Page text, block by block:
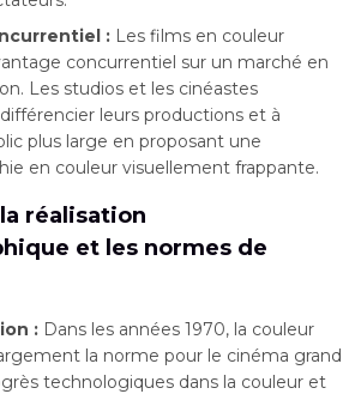
: Les films en couleur
concurrentiel sur un marché en
Les studios et les cinéastes
leurs productions et à
plus large en proposant une
en couleur visuellement frappante.
réalisation
et les normes de
: Dans les années 1970, la couleur
la norme pour le cinéma grand
technologiques dans la couleur et